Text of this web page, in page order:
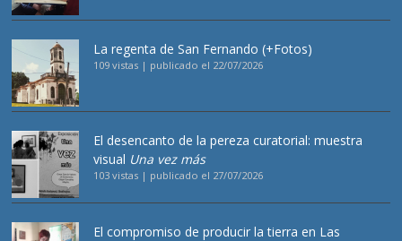
La regenta de San Fernando (+Fotos)
109 vistas | publicado el 22/07/2026
El desencanto de la pereza curatorial: muestra
visual Una vez más
103 vistas | publicado el 27/07/2026
El compromiso de producir la tierra en Las